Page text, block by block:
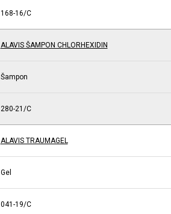
168-16/C
ALAVIS ŠAMPON CHLORHEXIDIN
Šampon
280-21/C
ALAVIS TRAUMAGEL
Gel
041-19/C